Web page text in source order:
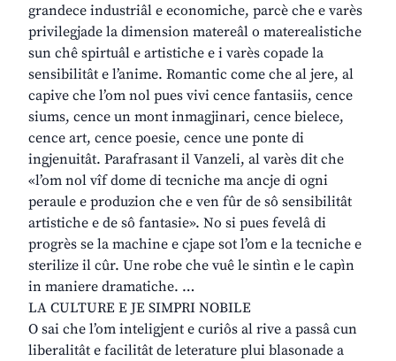
grandece industriâl e economiche, parcè che e varès
privilegjade la dimension matereâl o materealistiche
sun chê spirtuâl e artistiche e i varès copade la
sensibilitât e l’anime. Romantic come che al jere, al
capive che l’om nol pues vivi cence fantasiis, cence
siums, cence un mont inmagjinari, cence bielece,
cence art, cence poesie, cence une ponte di
ingjenuitât. Parafrasant il Vanzeli, al varès dit che
«l’om nol vîf dome di tecniche ma ancje di ogni
peraule e produzion che e ven fûr de sô sensibilitât
artistiche e de sô fantasie». No si pues fevelâ di
progrès se la machine e cjape sot l’om e la tecniche e
sterilize il cûr. Une robe che vuê le sintìn e le capìn
in maniere dramatiche. …
LA CULTURE E JE SIMPRI NOBILE
O sai che l’om inteligjent e curiôs al rive a passâ cun
liberalitât e facilitât de leterature plui blasonade a